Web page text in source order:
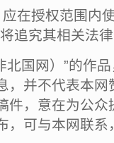
在授权范围内
追究其相关法
北国网）”的作
，并不代表本
件，意在为公
，可与本网联